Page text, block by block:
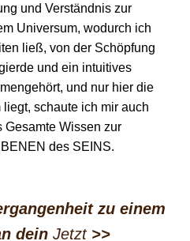
und Verständnis zur
Universum, wodurch ich
ließ, von der Schöpfung
und ein intuitives
und nur hier die
schaute ich mir auch
Gesamte Wissen zur
des SEINS.
zu einem
dein Jetzt >>